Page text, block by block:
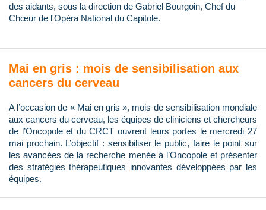
des aidants, sous la direction de Gabriel Bourgoin, Chef du
Chœur de l'Opéra National du Capitole.
Mai en gris : mois de sensibilisation aux
cancers du cerveau
A l’occasion de « Mai en gris », mois de sensibilisation mondiale
aux cancers du cerveau, les équipes de cliniciens et chercheurs
de l’Oncopole et du CRCT ouvrent leurs portes le mercredi 27
mai prochain. L’objectif : sensibiliser le public, faire le point sur
les avancées de la recherche menée à l’Oncopole et présenter
des stratégies thérapeutiques innovantes développées par les
équipes.